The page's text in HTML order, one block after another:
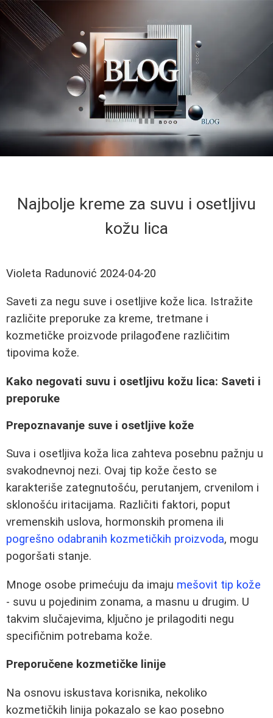
Najbolje kreme za suvu i osetljivu
kožu lica
Violeta Radunović 2024-04-20
Saveti za negu suve i osetljive kože lica. Istražite
različite preporuke za kreme, tretmane i
kozmetičke proizvode prilagođene različitim
tipovima kože.
Kako negovati suvu i osetljivu kožu lica: Saveti i
preporuke
Prepoznavanje suve i osetljive kože
Suva i osetljiva koža lica zahteva posebnu pažnju u
svakodnevnoj nezi. Ovaj tip kože često se
karakteriše zategnutošću, perutanjem, crvenilom i
sklonošću iritacijama. Različiti faktori, poput
vremenskih uslova, hormonskih promena ili
pogrešno odabranih kozmetičkih proizvoda, mogu
pogoršati stanje.
Mnoge osobe primećuju da imaju mešovit tip kože
- suvu u pojedinim zonama, a masnu u drugim. U
takvim slučajevima, ključno je prilagoditi negu
specifičnim potrebama kože.
Preporučene kozmetičke linije
Na osnovu iskustava korisnika, nekoliko
kozmetičkih linija pokazalo se kao posebno